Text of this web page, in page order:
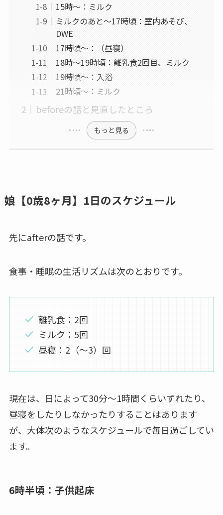
15時～：ミルク
ミルクのあと～17時頃：室内あそび、
DWE
17時頃～：（昼寝）
18時～19時頃：離乳食2回目、ミルク
19時頃～：入浴
21時頃～：ミルク
beforeの話と見直したところ
もっと見る
娘【0歳8ヶ月】1日のスケジュール
先にafterの話です。
食事・睡眠の生活リズムは次のとおりです。
離乳食：2回
ミルク：5回
昼寝：2（～3）回
現在は、日によって30分～1時間くらいずれたり、
昼寝をしたりしなかったりすることはあります
が、大体次のようなスケジュールで毎日過ごしてい
ます。
6時半頃：子供起床